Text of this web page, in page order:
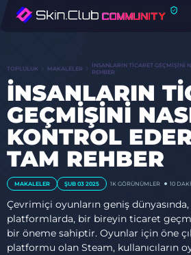
TOPLULUK MAKALELER
İNSANLARIN TICARET GEÇMIŞINI
REHBER
İNSANLARIN
GEÇMIŞINI
KONTROL
TAM REHBER
MAKALELER ŞUB 03 2025 1K GÖRÜNÜMLER 10
Çevrimiçi oyunların geniş
platformlarda, bir bireyin ticaret
bir öneme sahiptir. Oyunlar için öne
platformu olan Steam, kullanıcıların